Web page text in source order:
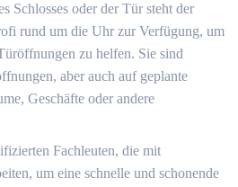
Schlosses oder der Tür steht der
rund um die Uhr zur Verfügung, um
zu helfen.​ Sie sind
aber auch auf geplante
Geschäfte oder andere
Fachleuten, die mit
um eine schnelle und schonende